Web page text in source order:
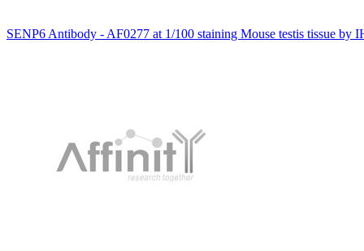
SENP6 Antibody - AF0277 at 1/100 staining Mouse testis tissue by